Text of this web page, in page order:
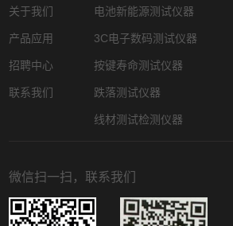
关于我们
产品应用
招聘中心
联系我们
电池新能源测试仪器
3C电子数码测试仪器
按键寿命测试仪器
跌落测试仪器
线材测试检测仪器
微信扫一扫，联系我们